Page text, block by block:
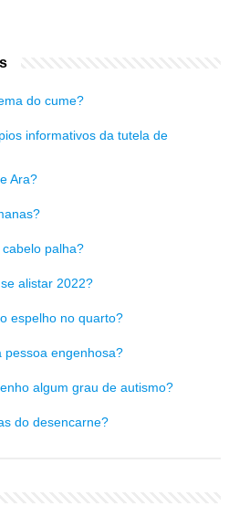
do cume?
informativos da tutela de
Ara?
palha?
alistar 2022?
espelho no quarto?
pessoa engenhosa?
algum grau de autismo?
do desencarne?